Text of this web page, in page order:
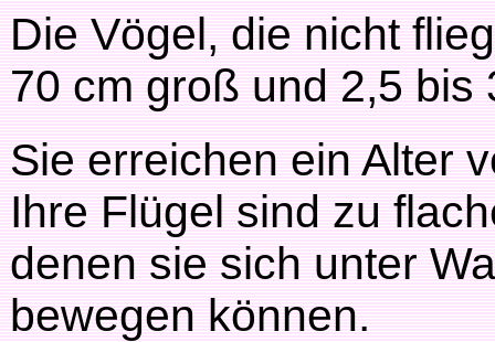
Die Vögel, die nicht
70 cm groß und 2,5 bis
Sie erreichen ein Alter
Ihre Flügel sind zu
denen sie sich unter
bewegen können.